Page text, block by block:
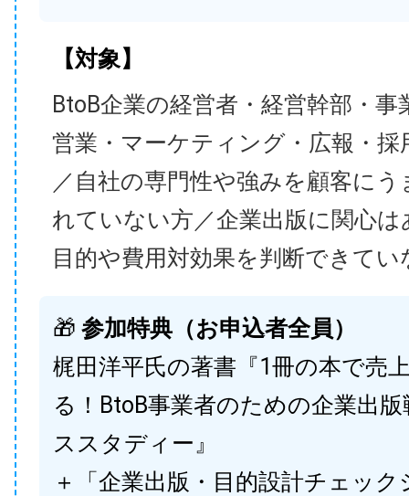
【対象】
BtoB企業の経営者・経営幹部・事
営業・マーケティング・広報・採
／自社の専門性や強みを顧客に
れていない方／企業出版に関心
目的や費用対効果を判断できてい
🎁 参加特典（お申込者全員）
梶田洋平氏の著書『1冊の本で売
る！BtoB事業者のための企業出
ススタディー』
＋「企業出版・目的設計チェック